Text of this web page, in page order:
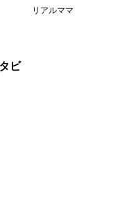
リアルママ
ビ